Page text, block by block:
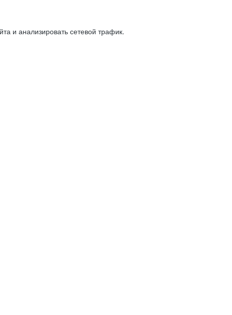
и анализировать сетевой трафик.